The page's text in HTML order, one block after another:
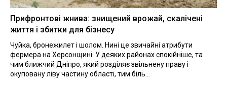
Прифронтові жнива: знищений врожай, скалічені
життя і збитки для бізнесу
Чуйка, бронежилет і шолом. Нині це звичайні атрибути
фермера на Херсонщині. У деяких районах спокійніше, та
чим ближчий Дніпро, який розділяє звільнену праву і
окуповану ліву частину області, тим біль...